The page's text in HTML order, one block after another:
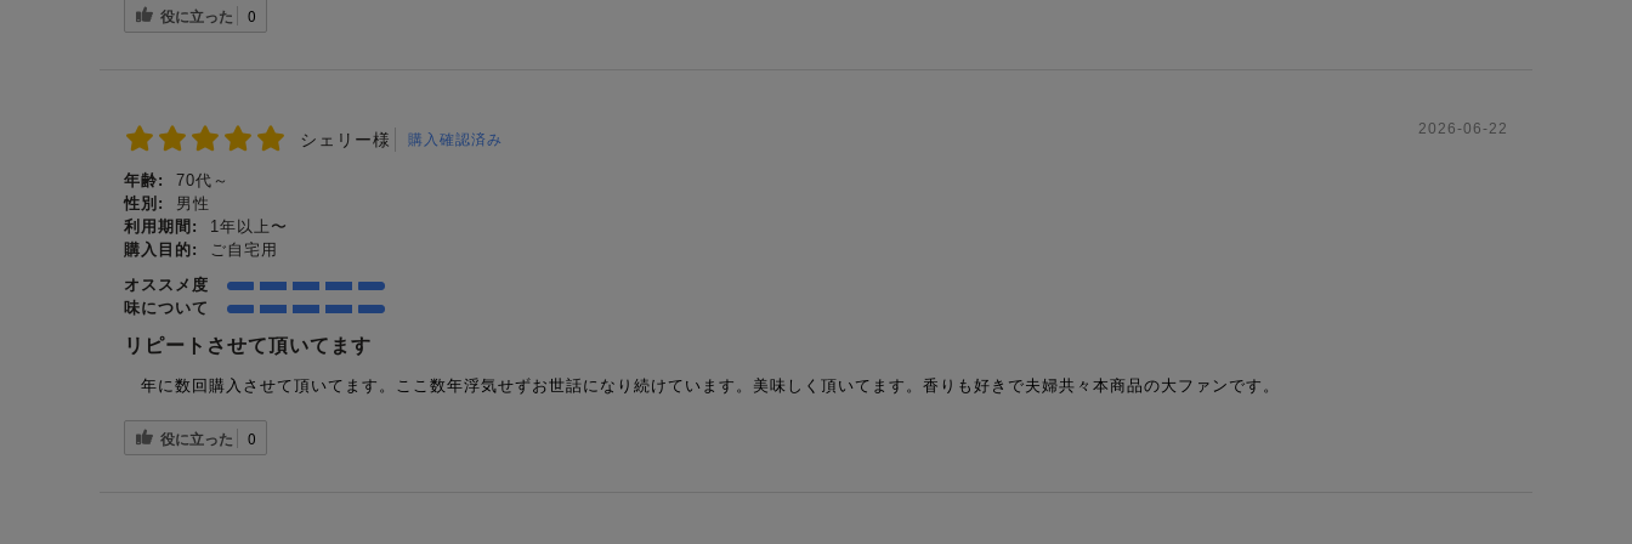
役に立った 0
シェリー様 購入確認済み
2026-06-22
年齢:
70代～
性別:
男性
利用期間:
1年以上〜
購入目的:
ご自宅用
オススメ度
味について
リピートさせて頂いてます
年に数回購入させて頂いてます。ここ数年浮気せずお世話になり続けています。美味しく頂いてます。香りも好きで夫婦共々本商品の大ファンです。
役に立った 0